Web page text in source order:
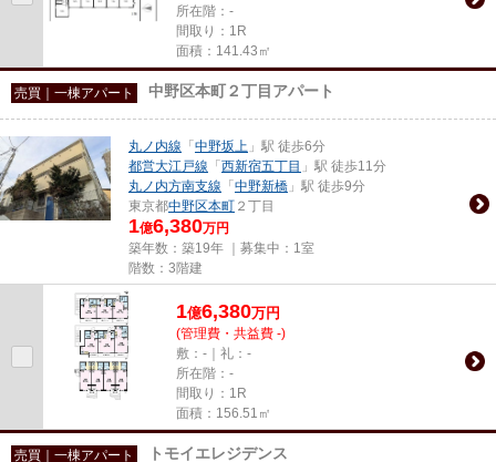
所在階：-
間取り：1R
面積：141.43㎡
売買｜一棟アパート 中野区本町２丁目アパート
丸ノ内線 「 中野坂上 」駅 徒歩6分
都営大江戸線 「 西新宿五丁目 」駅 徒歩11分
丸ノ内方南支線 「 中野新橋 」駅 徒歩9分
東京都中野区本町 ２丁目
1億6,380万円
築年数：築19年 ｜募集中： 1室
階数：3階建
1億6,380万円
(管理費・共益費 -)
敷：-｜礼：-
所在階：-
間取り：1R
面積：156.51㎡
売買｜一棟アパート トモイエレジデンス